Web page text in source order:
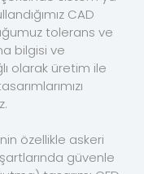
CAD
tolerans ve
bilgisi ve
olarak üretim ile
özellikle askeri
güvenle